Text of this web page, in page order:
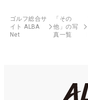
ゴルフ総合サ
イト ALBA
Net
「その
他」の写
真一覧